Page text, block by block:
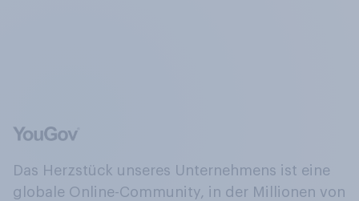
Das Herzstück unseres Unternehmens ist eine
globale Online-Community, in der Millionen von